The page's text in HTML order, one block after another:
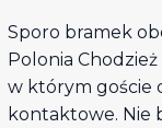
Sporo bramek
Polonia
w którym goście
kontaktowe. Nie